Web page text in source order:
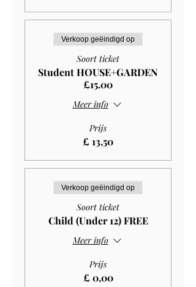
Verkoop geëindigd op
Soort ticket
Student HOUSE+GARDEN
£15.00
Meer info
Prijs
£ 13,50
Verkoop geëindigd op
Soort ticket
Child (Under 12) FREE
Meer info
Prijs
£ 0,00